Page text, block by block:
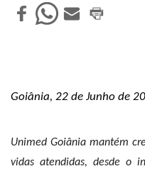
Institucional
Goiânia, 22 de Junho de
Unimed Goiânia mantém
vidas atendidas, desde o